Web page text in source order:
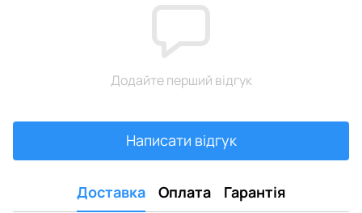
Додайте перший відгук
Написати відгук
Доставка Оплата Гарантія